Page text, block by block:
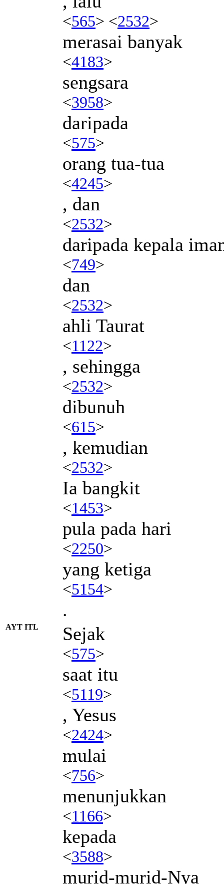
<565> <2532>
merasai banyak
<4183>
sengsara
<3958>
daripada
<575>
orang tua-tua
<4245>
, dan
<2532>
daripada kepala
<749>
dan
<2532>
ahli Taurat
<1122>
, sehingga
<2532>
dibunuh
<615>
, kemudian
<2532>
Ia bangkit
<1453>
pula pada hari
<2250>
yang ketiga
<5154>
.
AYT ITL Sejak
<575>
saat itu
<5119>
, Yesus
<2424>
mulai
<756>
menunjukkan
<1166>
kepada
<3588>
murid-murid-Nya